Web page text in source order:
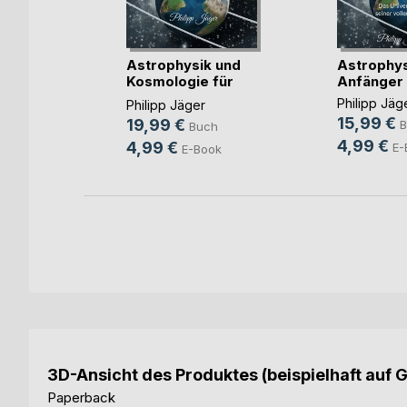
Astrophysik und
Kosmologie für
Anf(...)
Philipp Jäger
19,99 € Buch
4,99 € E-Book
Anfänger
Philipp
15,99 €
4,99 €
3D-Ansicht des Produktes (beispielhaft auf
Paperback